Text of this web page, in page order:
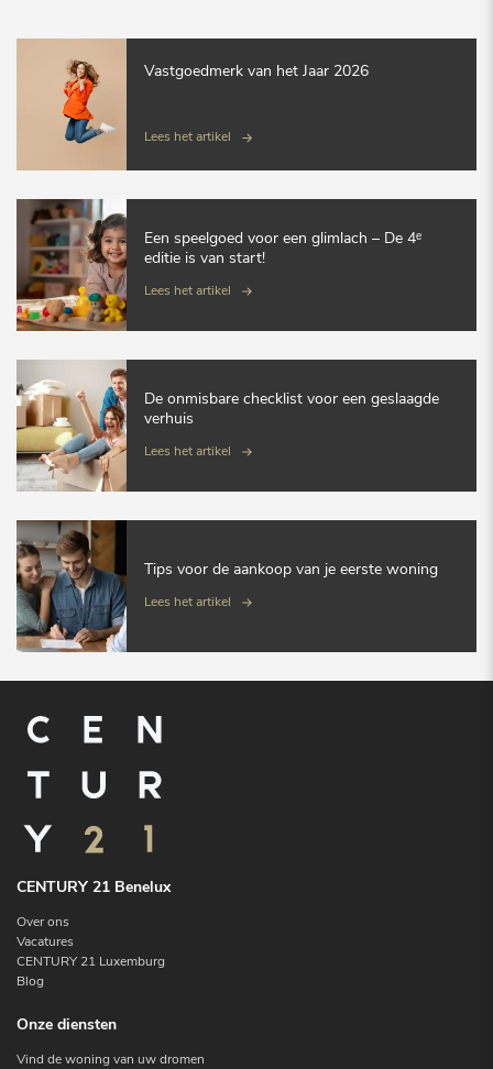
Vastgoedmerk van het Jaar 2026
Lees het artikel
Een speelgoed voor een glimlach – De 4ᵉ
editie is van start!
Lees het artikel
De onmisbare checklist voor een geslaagde
verhuis
Lees het artikel
Tips voor de aankoop van je eerste woning
Lees het artikel
CENTURY 21 Benelux
Over ons
Vacatures
CENTURY 21 Luxemburg
Blog
Onze diensten
Vind de woning van uw dromen